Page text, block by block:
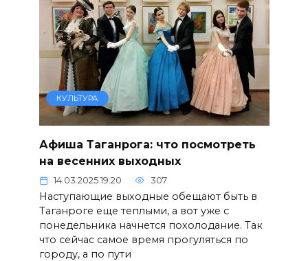
КУЛЬТУРА
Афиша Таганрога: что посмотреть
на весенних выходных
14.03.2025 19:20 307
Наступающие выходные обещают быть в
Таганроге еще теплыми, а вот уже с
понедельника начнется похолодание. Так
что сейчас самое время прогуляться по
городу, а по пути